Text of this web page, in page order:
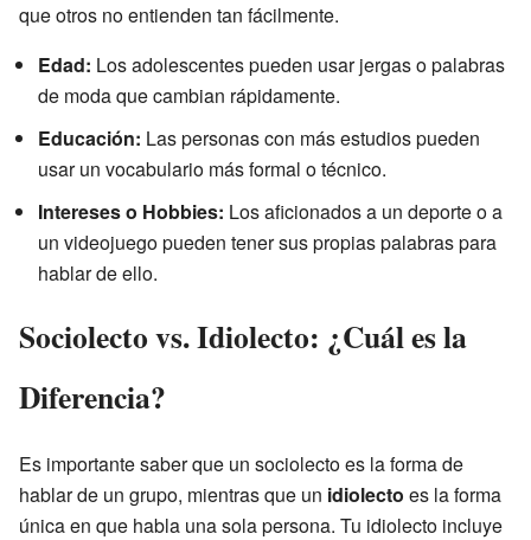
que otros no entienden tan fácilmente.
Edad: Los adolescentes pueden usar jergas o palabras
de moda que cambian rápidamente.
Educación: Las personas con más estudios pueden
usar un vocabulario más formal o técnico.
Intereses o Hobbies: Los aficionados a un deporte o a
un videojuego pueden tener sus propias palabras para
hablar de ello.
Sociolecto vs. Idiolecto: ¿Cuál es la
Diferencia?
Es importante saber que un sociolecto es la forma de
hablar de un grupo, mientras que un idiolecto es la forma
única en que habla una sola persona. Tu idiolecto incluye